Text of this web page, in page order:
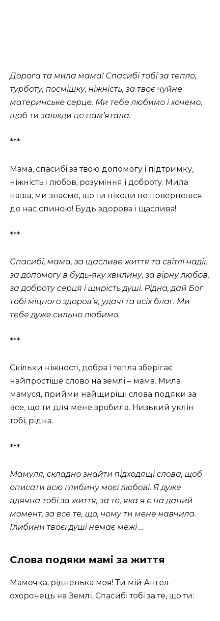
Дорога та мила мама! Спасибі тобі за тепло,
турботу, посмішку, ніжність, за твоє чуйне
материнське серце. Ми тебе любимо і хочемо,
щоб ти завжди це пам’ятала.
***
Мама, спасибі за твою допомогу і підтримку,
ніжність і любов, розуміння і доброту. Мила
наша, ми знаємо, що ти ніколи не повернешся
до нас спиною! Будь здорова і щаслива!
***
Спасибі, мама, за щасливе життя та світлі надії,
за допомогу в будь-яку хвилину, за вірну любов,
за доброту серця і щирість душі. Рідна, дай Бог
тобі міцного здоров’я, удачі та всіх благ. Ми
тебе дуже сильно любимо.
***
Скільки ніжності, добра і тепла зберігає
найпростіше слово на землі – мама. Мила
мамуся, прийми найщиріші слова подяки за
все, що ти для мене зробила. Низький уклін
тобі, рідна.
***
Мамуля, складно знайти підходящі слова, щоб
описати всю глибину моєї любові. Я дуже
вдячна тобі за життя, за те, яка я є на даний
момент, за все те, що, чому ти мене навчила.
Глибини твоєї душі немає межі …
Слова подяки мамі за життя
Мамочка, рідненька моя! Ти мій Ангел-
охоронець на Землі. Спасибі тобі за те, що ти: